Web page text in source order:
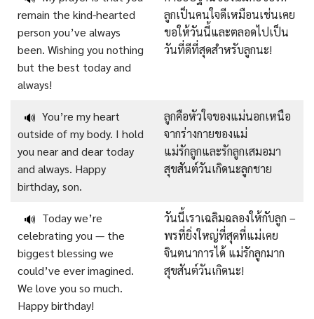
remain the kind-hearted
person you’ve always
been. Wishing you nothing
but the best today and
always!
ลูกเป็นคนใจดีเหมือนเช่นเคย
ขอให้วันนี้และตลอดไปเป็น
วันที่ดีที่สุดสำหรับลูกนะ!
🔊 You’re my heart
outside of my body. I hold
you near and dear today
and always. Happy
birthday, son.
ลูกคือหัวใจของแม่นอกเหนือ
จากร่างกายของแม่
แม่รักลูกและรักลูกเสมอมา
สุขสันต์วันเกิดนะลูกชาย
🔊 Today we’re
celebrating you — the
biggest blessing we
could’ve ever imagined.
We love you so much.
Happy birthday!
วันนี้เราเฉลิมฉลองให้กับลูก –
พรที่ยิ่งใหญ่ที่สุดที่แม่เคย
จินตนาการได้ แม่รักลูกมาก
สุขสันต์วันเกิดนะ!